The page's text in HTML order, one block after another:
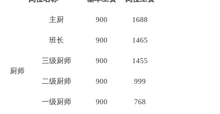
厨师
主厨 900 1688
班长 900 1465
三级厨师 900 1455
二级厨师 900 999
一级厨师 900 768